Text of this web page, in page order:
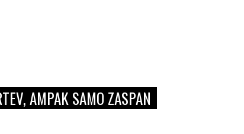
AMPAK SAMO ZASPAN